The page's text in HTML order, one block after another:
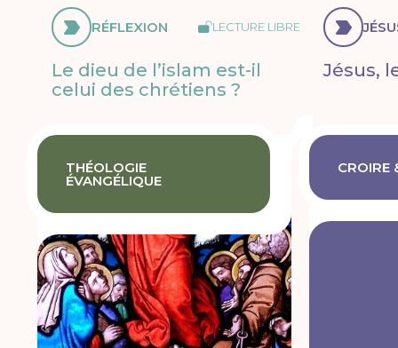
RÉFLEXION LECTURE LIBRE
Le dieu de l’islam est-il
celui des chrétiens ?
Jésus,
THÉOLOGIE
ÉVANGÉLIQUE
CROIRE